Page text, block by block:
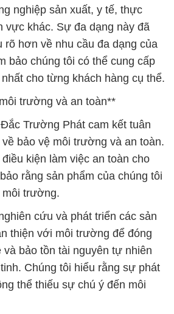
nghiệp sản xuất, y tế, thực
vực khác. Sự đa dạng này đã
rõ hơn về nhu cầu đa dạng của
bảo chúng tôi có thể cung cấp
cho từng khách hàng cụ thể.
trường và an toàn**
Trường Phát cam kết tuân
bảo vệ môi trường và an toàn.
kiện làm việc an toàn cho
rằng sản phẩm của chúng tôi
môi trường.
cứu và phát triển các sản
thiện với môi trường để đóng
bảo tồn tài nguyên tự nhiên
Chúng tôi hiểu rằng sự phát
thể thiếu sự chú ý đến môi